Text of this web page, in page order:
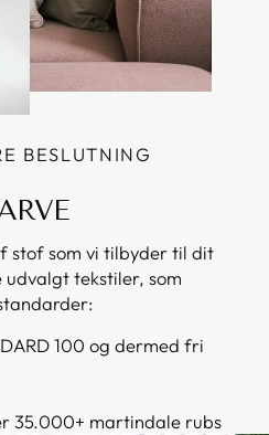
BESLUTNING
stof som vi tilbyder til dit
udvalgt tekstiler, som
100 og dermed fri
35.000+ martindale rubs